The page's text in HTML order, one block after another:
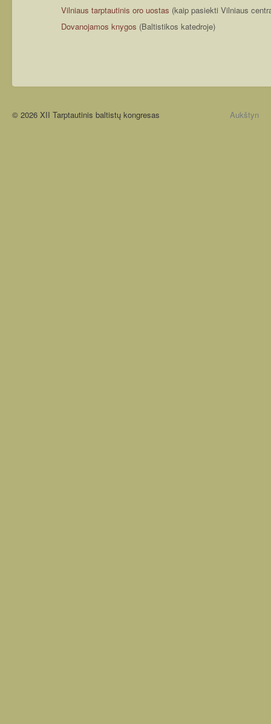
Vilniaus tarptautinis oro uostas (kaip pasiekti Vilniaus
Dovanojamos knygos (Baltistikos katedroje)
Aukštyn
© 2026 XII Tarptautinis baltistų kongresas